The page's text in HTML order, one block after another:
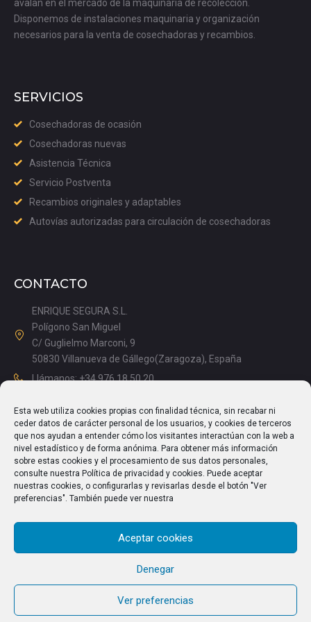
Esta web utiliza cookies propias con finalidad técnica, sin recabar ni
ceder datos de carácter personal de los usuarios, y cookies de terceros
que nos ayudan a entender cómo los visitantes interactúan con la web a
nivel estadístico y de forma anónima. Para obtener más información
sobre estas cookies y el procesamiento de sus datos personales,
consulte nuestra Política de privacidad y cookies. Puede aceptar
nuestras cookies, o configurarlas y revisarlas desde el botón "Ver
preferencias". También puede ver nuestra
Aceptar cookies
Denegar
Ver preferencias
avalan en el mercado de la maquinaria de recolección.
Disponemos de instalaciones maquinaria y organización
necesarios para la venta de cosechadoras y recambios.
SERVICIOS
Cosechadoras de ocasión
Cosechadoras nuevas
Asistencia Técnica
Servicio Postventa
Recambios originales y adaptables
Autovías autorizadas para circulación de cosechadoras
CONTACTO
ENRIQUE SEGURA S.L.
Polígono San Miguel
C/ Guglielmo Marconi, 9
50830 Villanueva de Gállego(Zaragoza), España
Llámanos: +34 976 18 50 20
Tardes: 14.00 – 17.15
info@enriquesegura.com
TEXTOS LEGALES
Aviso Legal
Política de Privacidad